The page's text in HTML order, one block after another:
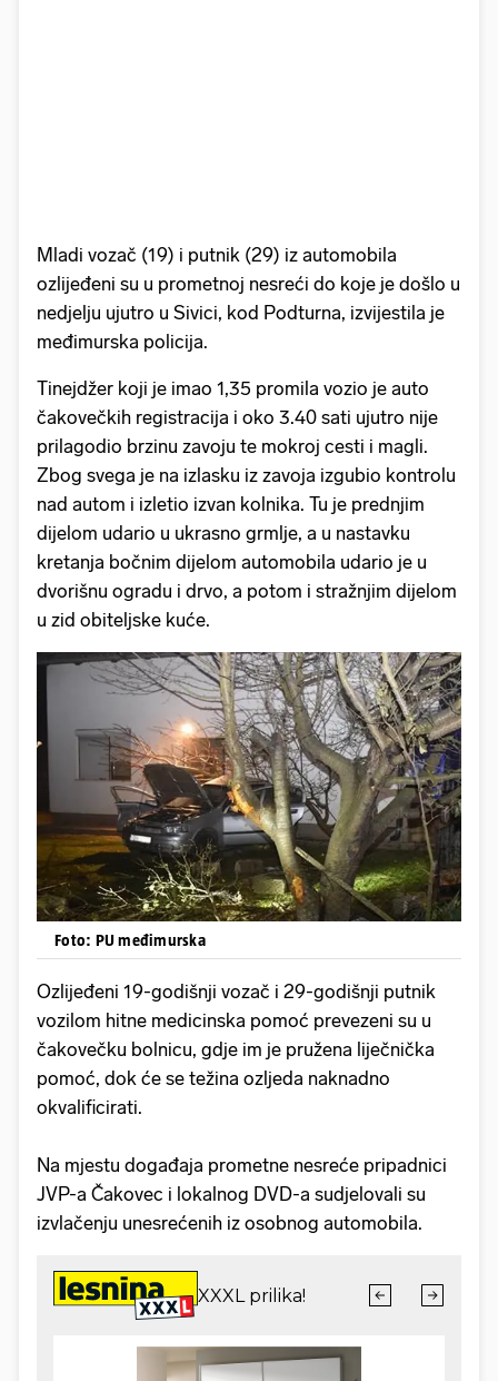
Mladi vozač (19) i putnik (29) iz automobila
ozlijeđeni su u prometnoj nesreći do koje je došlo u
nedjelju ujutro u Sivici, kod Podturna, izvijestila je
međimurska policija.
Tinejdžer koji je imao 1,35 promila vozio je auto
čakovečkih registracija i oko 3.40 sati ujutro nije
prilagodio brzinu zavoju te mokroj cesti i magli.
Zbog svega je na izlasku iz zavoja izgubio kontrolu
nad autom i izletio izvan kolnika. Tu je prednjim
dijelom udario u ukrasno grmlje, a u nastavku
kretanja bočnim dijelom automobila udario je u
dvorišnu ogradu i drvo, a potom i stražnjim dijelom
u zid obiteljske kuće.
Foto: PU međimurska
Ozlijeđeni 19-godišnji vozač i 29-godišnji putnik
vozilom hitne medicinska pomoć prevezeni su u
čakovečku bolnicu, gdje im je pružena liječnička
pomoć, dok će se težina ozljeda naknadno
okvalificirati.
Na mjestu događaja prometne nesreće pripadnici
JVP-a Čakovec i lokalnog DVD-a sudjelovali su
izvlačenju unesrećenih iz osobnog automobila.